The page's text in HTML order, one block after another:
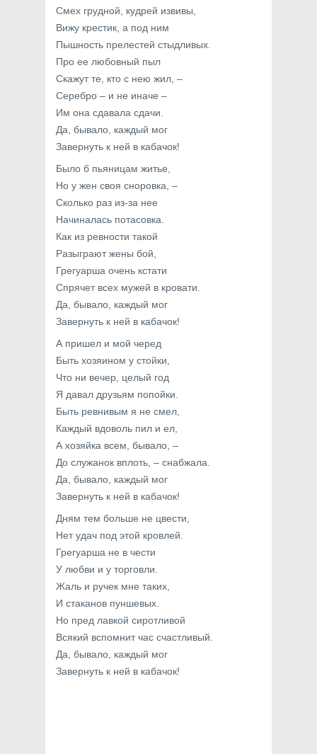
Смех грудной, кудрей извивы,
Вижу крестик, а под ним
Пышность прелестей стыдливых.
Про ее любовный пыл
Скажут те, кто с нею жил, –
Серебро – и не иначе –
Им она сдавала сдачи.
Да, бывало, каждый мог
Завернуть к ней в кабачок!
Было б пьяницам житье,
Но у жен своя сноровка, –
Сколько раз из-за нее
Начиналась потасовка.
Как из ревности такой
Разыграют жены бой,
Грегуарша очень кстати
Спрячет всех мужей в кровати.
Да, бывало, каждый мог
Завернуть к ней в кабачок!
А пришел и мой черед
Быть хозяином у стойки,
Что ни вечер, целый год
Я давал друзьям попойки.
Быть ревнивым я не смел,
Каждый вдоволь пил и ел,
А хозяйка всем, бывало, –
До служанок вплоть, – снабжала.
Да, бывало, каждый мог
Завернуть к ней в кабачок!
Дням тем больше не цвести,
Нет удач под этой кровлей.
Грегуарша не в чести
У любви и у торговли.
Жаль и ручек мне таких,
И стаканов пуншевых.
Но пред лавкой сиротливой
Всякий вспомнит час счастливый.
Да, бывало, каждый мог
Завернуть к ней в кабачок!